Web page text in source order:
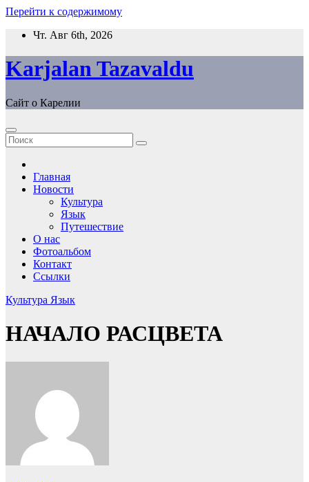
Перейти к содержимому
Чт. Авг 6th, 2026
Karjalan Tazavaldu
Сайт о Карелии
Главная
Новости
Культура
Язык
Путешествие
О нас
Фотоальбом
Контакт
Ссылки
Культура Язык
НАЧАЛО РАСЦВЕТА